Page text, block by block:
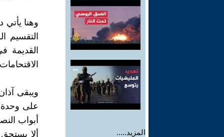
المزيد.....
وهنا
التقسيم
ويبقى
على وحدة
أبواب
ألا